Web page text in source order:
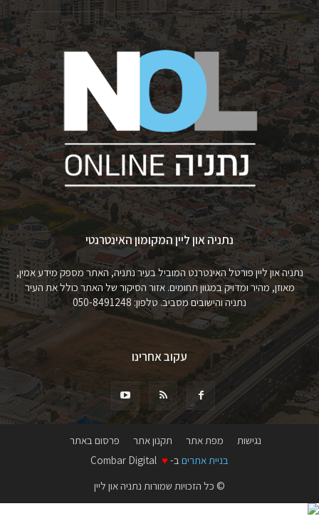
נתניה און ליין המקומון האינטרנטי
נתניה און ליין פורטל האינטרנט המוביל בעיר נתניה, האתר מספק מידע אמין,
מאוזן, מהיר ומדויק במגוון תחומים. אזור הסיקור של האתר כולל את העיר
נתניה והישובים מסביב. טלפון: 050-8491248
עקוב אחרינו
נגישות מפת אתר תקנון אתר
פרסום באתר
בניית אתרים ב- ♥
© כל הזכויות שמורות נתניה און ליין